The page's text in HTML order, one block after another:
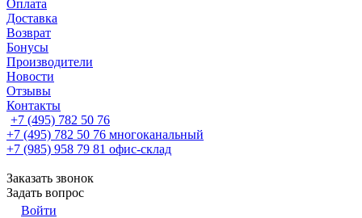
Оплата
Доставка
Возврат
Бонусы
Производители
Новости
Отзывы
Контакты
+7 (495) 782 50 76
+7 (495) 782 50 76 многоканальный
+7 (985) 958 79 81 офис-склад
Заказать звонок
Задать вопрос
Войти